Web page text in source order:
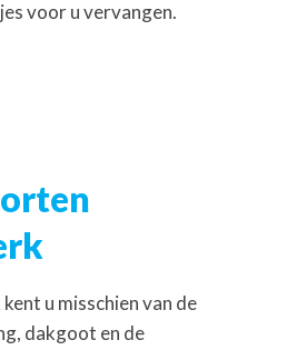
voor u vervangen.
u misschien van de
dakgoot en de